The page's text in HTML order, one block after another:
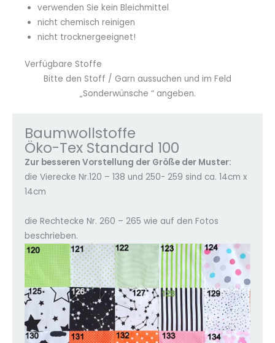
verwenden Sie kein Bleichmittel
nicht chemisch reinigen
nicht trocknergeeignet!
Verfügbare Stoffe
Bitte den Stoff / Garn aussuchen und im Feld
„Sonderwünsche “ angeben.
Baumwollstoffe
Öko-Tex Standard 100
Zur besseren Vorstellung der Größe der Muster:
die Vierecke Nr.120 – 138 und 250- 259 sind ca. 14cm x
14cm
die Rechtecke Nr. 260 – 265 wie auf den Fotos
beschrieben.